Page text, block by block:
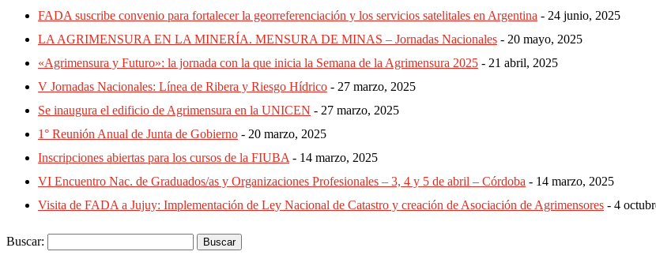
FADA suscribe convenio para fortalecer la georreferenciación y los servicios satelitales en Argentina
24 junio, 2025
LA AGRIMENSURA EN LA MINERÍA. MENSURA DE MINAS – Jornadas Nacionales
20 mayo, 2025
«Agrimensura y Futuro»: la jornada con la que inicia la Semana de la Agrimensura 2025
21 abril, 2025
V Jornadas Nacionales: Línea de Ribera y Riesgo Hídrico
27 marzo, 2025
Se inaugura el edificio de Agrimensura en la UNICEN
27 marzo, 2025
1° Reunión Anual de Junta de Gobierno
20 marzo, 2025
Inscripciones abiertas para los cursos de la FIUBA
14 marzo, 2025
VI Encuentro Nac. de Graduados/as y Organizaciones Profesionales – 3, 4 y 5 de abril – Córdoba
14 marzo, 2025
Visita de FADA a Jujuy: Implementación de Ley Nacional de Catastro y creación de Asociación de Agrimensores
4
Buscar: